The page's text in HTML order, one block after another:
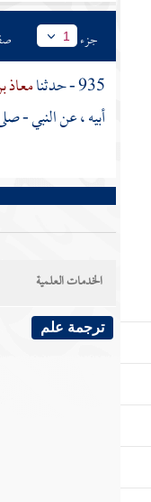
جزء 1
935 - حدثنا معاذ
أبيه ، عن النبي -
الخدمات العلمية
ترجمة علم